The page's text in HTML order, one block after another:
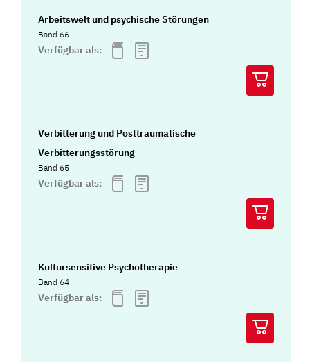
Arbeitswelt und psychische Störungen
Band 66
Verfügbar als:
Verbitterung und Posttraumatische
Verbitterungsstörung
Band 65
Verfügbar als:
Kultursensitive Psychotherapie
Band 64
Verfügbar als: